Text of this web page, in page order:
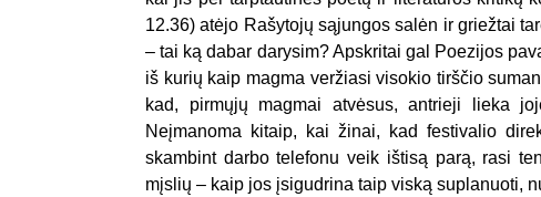
12.36) atėjo Rašytojų sąjungos salėn ir griežtai
– tai ką dabar darysim? Apskritai gal Poezijos
iš kurių kaip magma veržiasi visokio tirščio
kad, pirmųjų magmai atvėsus, antrieji lieka
Neįmanoma kitaip, kai žinai, kad festivalio
skambint darbo telefonu veik ištisą parą, rasi
mįslių – kaip jos įsigudrina taip viską suplanuoti,